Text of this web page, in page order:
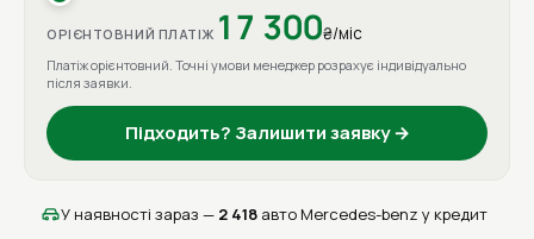
ОРІЄНТОВНИЙ ПЛАТІЖ 17 300₴/міс
Платіж орієнтовний. Точні умови менеджер розрахує індивідуально
після заявки.
Підходить? Залишити заявку →
У наявності зараз — 2 418 авто Mercedes-benz у кредит